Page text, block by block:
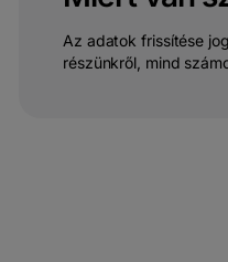
Az adatok frissítése
részünkről, mind